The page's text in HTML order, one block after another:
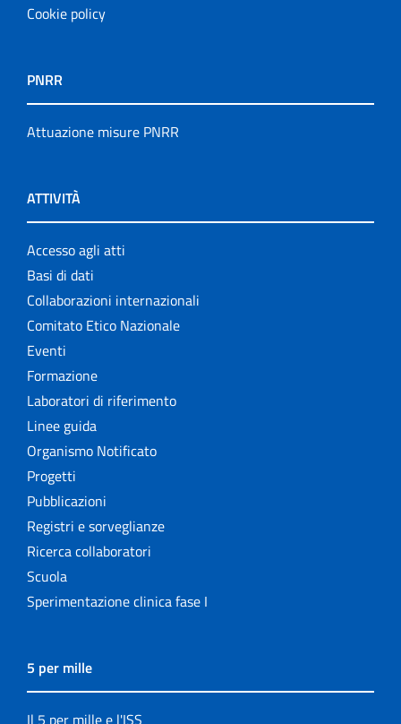
Cookie policy
PNRR
Attuazione misure PNRR
ATTIVITÀ
Accesso agli atti
Basi di dati
Collaborazioni internazionali
Comitato Etico Nazionale
Eventi
Formazione
Laboratori di riferimento
Linee guida
Organismo Notificato
Progetti
Pubblicazioni
Registri e sorveglianze
Ricerca collaboratori
Scuola
Sperimentazione clinica fase I
5 per mille
Il 5 per mille e l'ISS